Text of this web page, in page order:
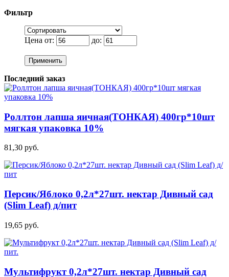
Фильтр
Цена от: до:
Применить
Последний заказ
Роллтон лапша яичная(ТОНКАЯ) 400гр*10шт
мягкая упаковка 10%
81,30 руб.
Персик/Яблоко 0,2л*27шт. нектар Дивный сад
(Slim Leaf) д/пит
19,65 руб.
Мультифрукт 0,2л*27шт. нектар Дивный сад